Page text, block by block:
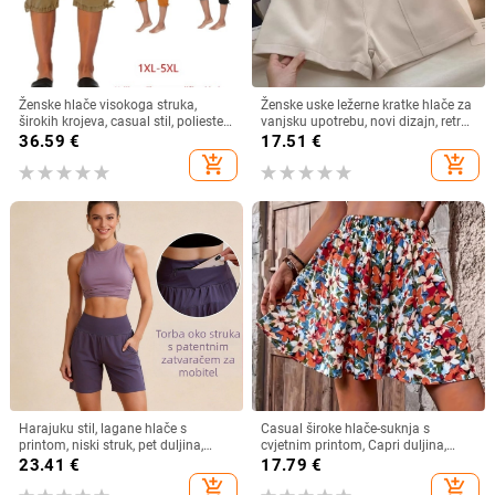
Ženske hlače visokoga struka,
širokih krojeva, casual stil, poliester
materijal, postotak 50-70%, proljeće
36.59 €
add_shopping_cart
Ženske uske ležerne kratke hlače za
vanjsku upotrebu, novi dizajn, retro,
jednostavne, visokog struka, A-
17.51 €
add_shopping_cart
Harajuku stil, lagane hlače s
printom, niski struk, pet duljina,
dizajn stražnjeg pojasa, kožna
23.41 €
add_shopping_cart
Casual široke hlače-suknja s
cvjetnim printom, Capri duljina,
elastični pojas, poliester.
17.79 €
add_shopping_cart